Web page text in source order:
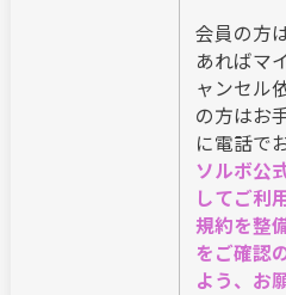
会員の方
あればマ
ャンセル
の方はお
に電話で
ソルボ公
してご利
規約を整
をご確認
よう、お